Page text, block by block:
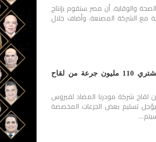
والوقاية، أن مصر ستقوم بإنتاج
مع الشركة المصنعة. وأضاف خلال
البيت الأبيض تدخل لتسهيل الصفقة.. الاتحاد الأفريقي يشتري 110 مليون جرعة من لقاح
ما يصل إلى 110 ملايين جرعة من لقاح شركة مودرنا المضاد لفيروس
تسليم بعض الجرعات المخصصة